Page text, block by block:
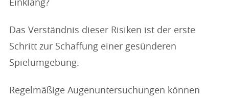
Einklang?
Das Verständnis dieser Risiken ist der erste
Schritt zur Schaffung einer gesünderen
Spielumgebung.
Regelmäßige Augenuntersuchungen können